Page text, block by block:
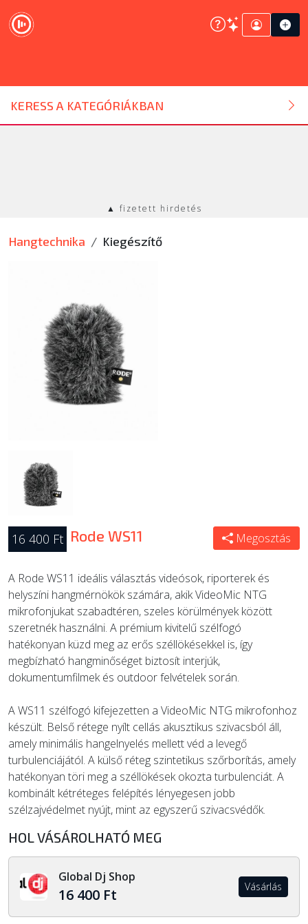
KERESS A KATEGÓRIÁKBAN
DJ ESZKÖZ
HANGTECHNIKA
EGYÉB
ÚJ TERMÉKEK
▲ fizetett hirdetés
Hangtechnika Kiegészítő
16 400 Ft Rode WS11 Megosztás
A Rode WS11 ideális választás videósok, riporterek és
helyszíni hangmérnökök számára, akik VideoMic NTG
mikrofonjukat szabadtéren, szeles körülmények között
szeretnék használni. A prémium kivitelű szélfogó
hatékonyan küzd meg az erős széllökésekkel is, így
megbízható hangminőséget biztosít interjúk,
dokumentumfilmek és outdoor felvételek során.
A WS11 szélfogó kifejezetten a VideoMic NTG mikrofonhoz
készült. Belső rétege nyílt cellás akusztikus szivacsból áll,
amely minimális hangelnyelés mellett véd a levegő
turbulenciájától. A külső réteg szintetikus szőrborítás, amely
hatékonyan töri meg a széllökések okozta turbulenciát. A
kombinált kétréteges felépítés lényegesen jobb
szélzajvédelmet nyújt, mint az egyszerű szivacsvédők.
HOL VÁSÁROLHATÓ MEG
Global Dj Shop
16 400 Ft Vásárlás